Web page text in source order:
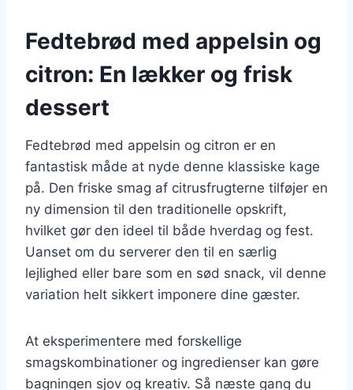
Fedtebrød med appelsin og
citron: En lækker og frisk
dessert
Fedtebrød med appelsin og citron er en
fantastisk måde at nyde denne klassiske kage
på. Den friske smag af citrusfrugterne tilføjer en
ny dimension til den traditionelle opskrift,
hvilket gør den ideel til både hverdag og fest.
Uanset om du serverer den til en særlig
lejlighed eller bare som en sød snack, vil denne
variation helt sikkert imponere dine gæster.
At eksperimentere med forskellige
smagskombinationer og ingredienser kan gøre
bagningen sjov og kreativ. Så næste gang du